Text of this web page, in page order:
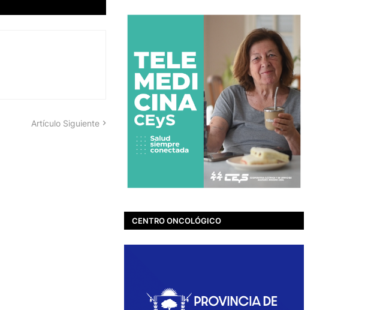
Artículo Siguiente
CENTRO ONCOLÓGICO